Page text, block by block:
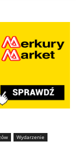
Wydarzenie